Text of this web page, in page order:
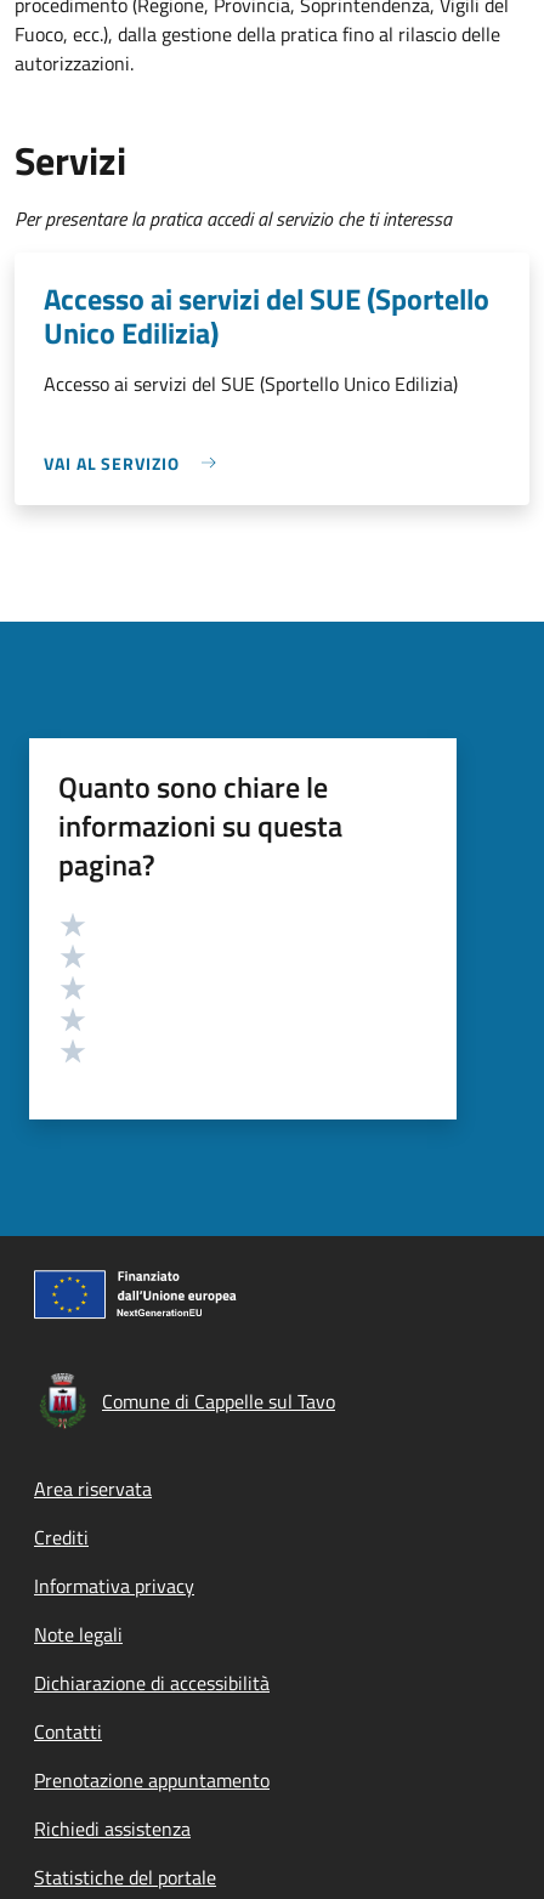
Fuoco, ecc.), dalla gestione della pratica fino al rilascio delle
autorizzazioni.
Servizi
Per presentare la pratica accedi al servizio che ti interessa
Accesso ai servizi del SUE (Sportello
Unico Edilizia)
Accesso ai servizi del SUE (Sportello Unico Edilizia)
VAI AL SERVIZIO
Quanto sono chiare le
informazioni su questa
pagina?
Valutazione
Comune di Cappelle sul Tavo
Footer menu
Area riservata
Crediti
Informativa privacy
Note legali
Dichiarazione di accessibilità
Contatti
Prenotazione appuntamento
Richiedi assistenza
Statistiche del portale